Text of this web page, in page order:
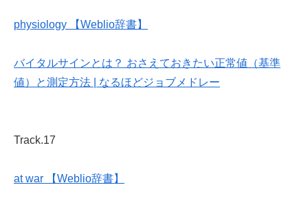
physiology 【Weblio辞書】
バイタルサインとは？ おさえておきたい正常値（基準
値）と測定方法 | なるほどジョブメドレー
Track.17
at war 【Weblio辞書】